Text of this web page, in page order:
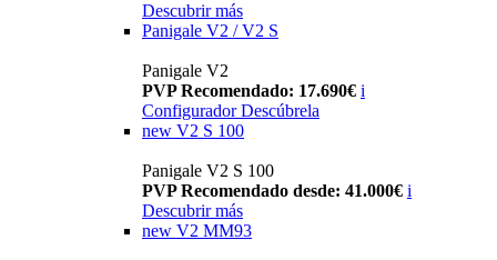
Descubrir más
Panigale V2 / V2 S
Panigale V2
PVP Recomendado: 17.690€ i
Configurador Descúbrela
new V2 S 100
Panigale V2 S 100
PVP Recomendado desde: 41.000€ i
Descubrir más
new V2 MM93